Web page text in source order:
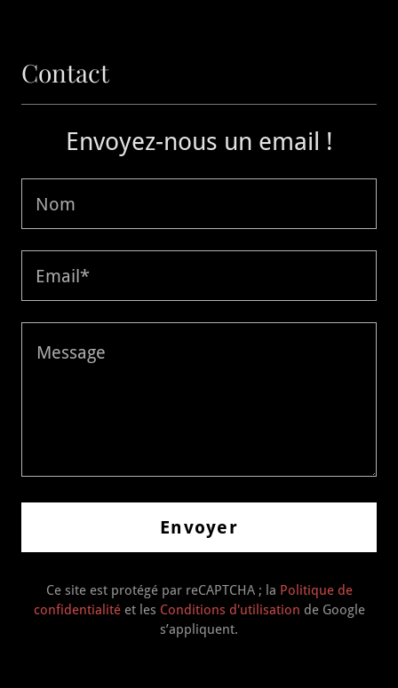
Contact
Envoyez-nous un email !
Nom
Email*
Envoyer
Ce site est protégé par reCAPTCHA ; la Politique de
confidentialitéet les Conditions d'utilisation de Google
s’appliquent.